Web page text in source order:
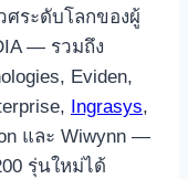
ศระดับโลกของผู้
— รวมถึง
Eviden,
Ingrasys,
และ Wiwynn —
รุ่นใหม่ได้